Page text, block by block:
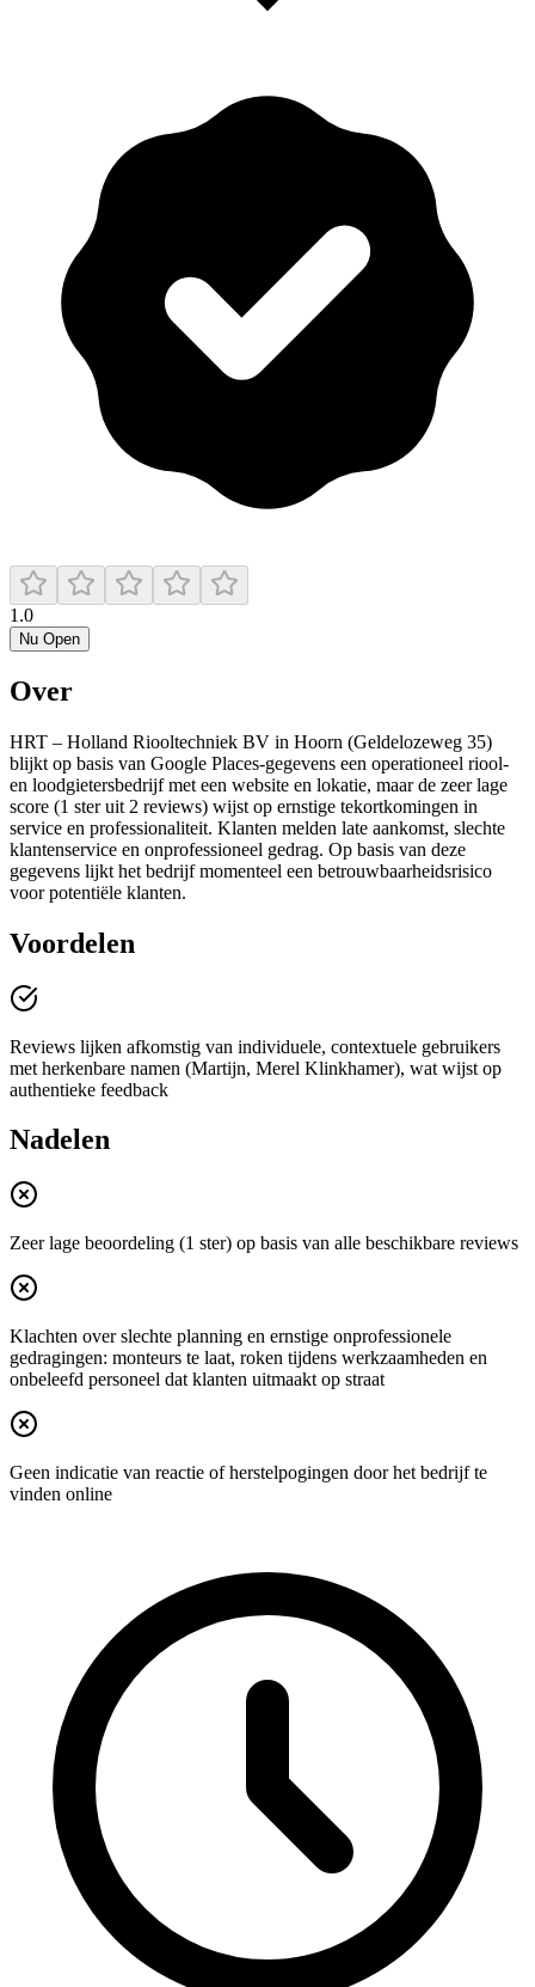
1.0
Nu Open
Over
HRT – Holland Riooltechniek BV in Hoorn (Geldelozeweg 35)
blijkt op basis van Google Places-gegevens een operationeel riool-
en loodgietersbedrijf met een website en lokatie, maar de zeer lage
score (1 ster uit 2 reviews) wijst op ernstige tekortkomingen in
service en professionaliteit. Klanten melden late aankomst, slechte
klantenservice en onprofessioneel gedrag. Op basis van deze
gegevens lijkt het bedrijf momenteel een betrouwbaarheidsrisico
voor potentiële klanten.
Voordelen
Reviews lijken afkomstig van individuele, contextuele gebruikers
met herkenbare namen (Martijn, Merel Klinkhamer), wat wijst op
authentieke feedback
Nadelen
Zeer lage beoordeling (1 ster) op basis van alle beschikbare reviews
Klachten over slechte planning en ernstige onprofessionele
gedragingen: monteurs te laat, roken tijdens werkzaamheden en
onbeleefd personeel dat klanten uitmaakt op straat
Geen indicatie van reactie of herstelpogingen door het bedrijf te
vinden online